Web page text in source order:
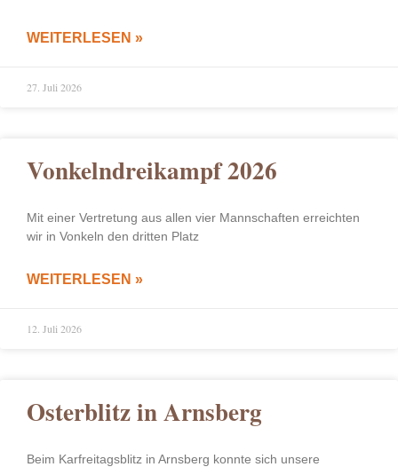
WEITERLESEN »
27. Juli 2026
Vonkelndreikampf 2026
Mit einer Vertretung aus allen vier Mannschaften erreichten
wir in Vonkeln den dritten Platz
WEITERLESEN »
12. Juli 2026
Osterblitz in Arnsberg
Beim Karfreitagsblitz in Arnsberg konnte sich unsere